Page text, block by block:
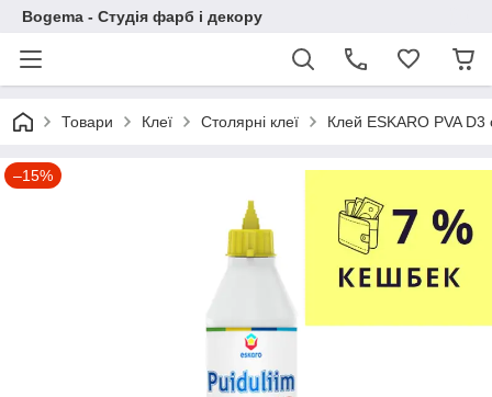
Bogema - Студія фарб і декору
Товари Клеї Столярні клеї Клей ESKARO PVA
–15%